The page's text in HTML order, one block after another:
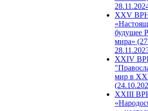
XXV
будущее
мира»
XXIV
мир в
XXIII